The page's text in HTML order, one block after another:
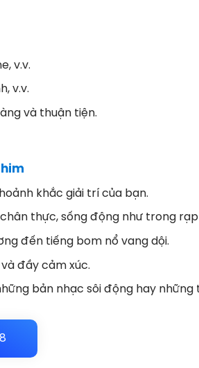
v.v.
v.v.
và thuận tiện.
khắc giải trí của bạn.
thực, sống động như trong rạp
đến tiếng bom nổ vang dội.
đầy cảm xúc.
bản nhạc sôi động hay những